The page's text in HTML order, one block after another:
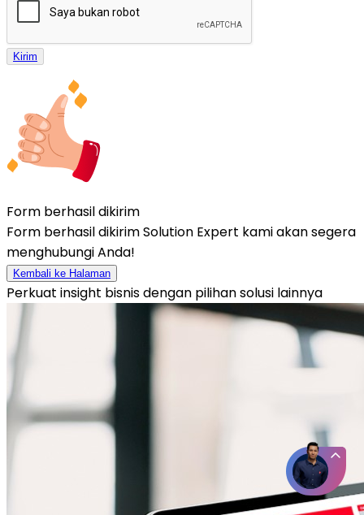
Kirim
Form berhasil dikirim
Form berhasil dikirim Solution Expert kami akan segera
menghubungi Anda!
Kembali ke Halaman
Perkuat insight bisnis dengan pilihan solusi lainnya